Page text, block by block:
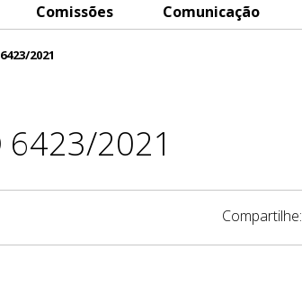
Comissões Comunicação
2021
6423/2021
Compartilhe: